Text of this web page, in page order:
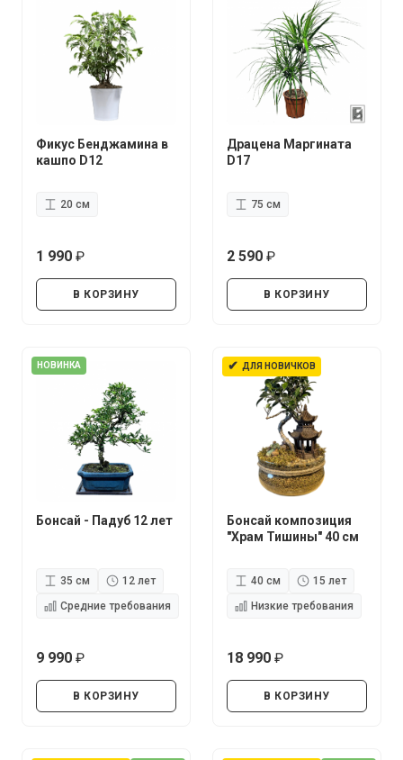
Фикус Бенджамина в
кашпо D12
20 см
1 990
В КОРЗИНУ
Драцена Маргината
D17
75 см
2 590
В КОРЗИНУ
НОВИНКА
Бонсай - Падуб 12 лет
35 см
12 лет
Средние требования
9 990
В КОРЗИНУ
✔ ДЛЯ НОВИЧКОВ
Бонсай композиция
"Храм Тишины" 40 см
40 см
15 лет
Низкие требования
18 990
В КОРЗИНУ